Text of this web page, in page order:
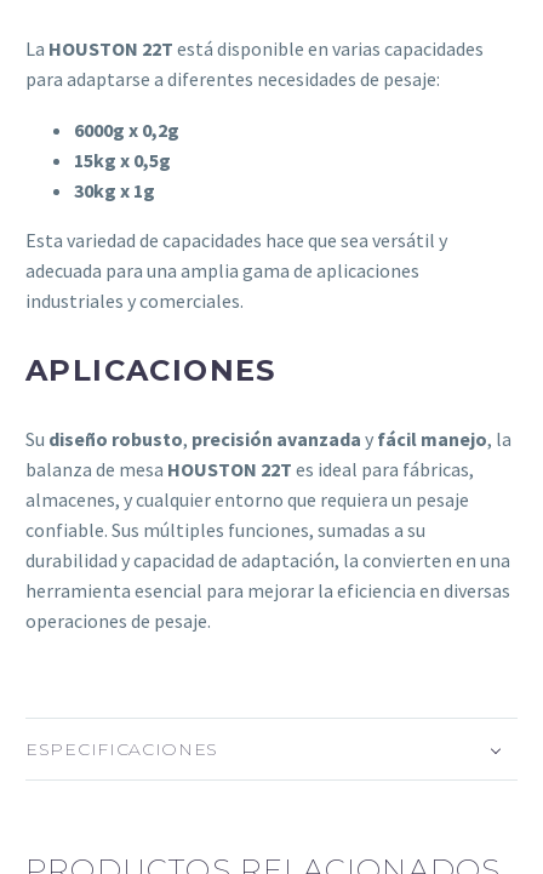
La HOUSTON 22T está disponible en varias capacidades
para adaptarse a diferentes necesidades de pesaje:
6000g x 0,2g
15kg x 0,5g
30kg x 1g
Esta variedad de capacidades hace que sea versátil y
adecuada para una amplia gama de aplicaciones
industriales y comerciales.
APLICACIONES
Su diseño robusto, precisión avanzada y fácil manejo, la
balanza de mesa HOUSTON 22T es ideal para fábricas,
almacenes, y cualquier entorno que requiera un pesaje
confiable. Sus múltiples funciones, sumadas a su
durabilidad y capacidad de adaptación, la convierten en una
herramienta esencial para mejorar la eficiencia en diversas
operaciones de pesaje.
ESPECIFICACIONES